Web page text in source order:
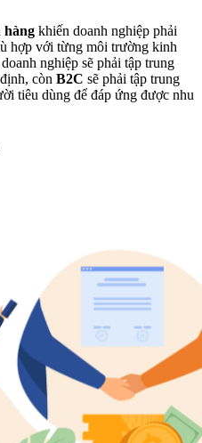
hàng khiến doanh nghiệp phải
hợp với từng môi trường kinh
doanh nghiệp sẽ phải tập trung
còn B2C sẽ phải tập trung
tiêu dùng để đáp ứng được nhu